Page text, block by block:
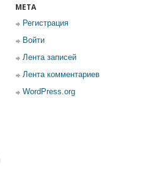
МЕТА
Регистрация
Войти
Лента записей
Лента комментариев
WordPress.org